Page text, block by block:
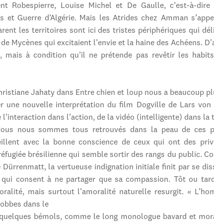
Robespierre, Louise Michel et De Gaulle, c’est-à-dire
et Guerre d’Algérie. Mais les Atrides chez Amman
les territoires sont ici des tristes périphériques qui
Mycènes qui excitaient l’envie et la haine des Achéens.
mais à condition qu’il ne prétende pas revêtir les
Jahaty dans Entre chien et loup nous a beaucoup
une nouvelle interprétation du film Dogville de Lars von
l’interaction dans l’action, de la vidéo (intelligente) dans la
nous sommes tous retrouvés dans la peau de ces
avec la bonne conscience de ceux qui ont des
brésilienne qui semble sortir des rangs du public.
Dürrenmatt, la vertueuse indignation initiale finit par se
consent à ne partager que sa compassion. Tôt ou
mais surtout l’amoralité naturelle resurgit. «
dans le
bémols, comme le long monologue bavard et